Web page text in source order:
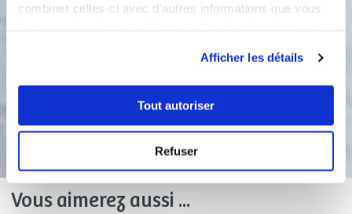
combiner celles-ci avec d'autres informations que vous
Afficher les détails
Tout autoriser
Refuser
heure. Ce gâteau magique est
Bon appétit !
Vous aimerez aussi ...